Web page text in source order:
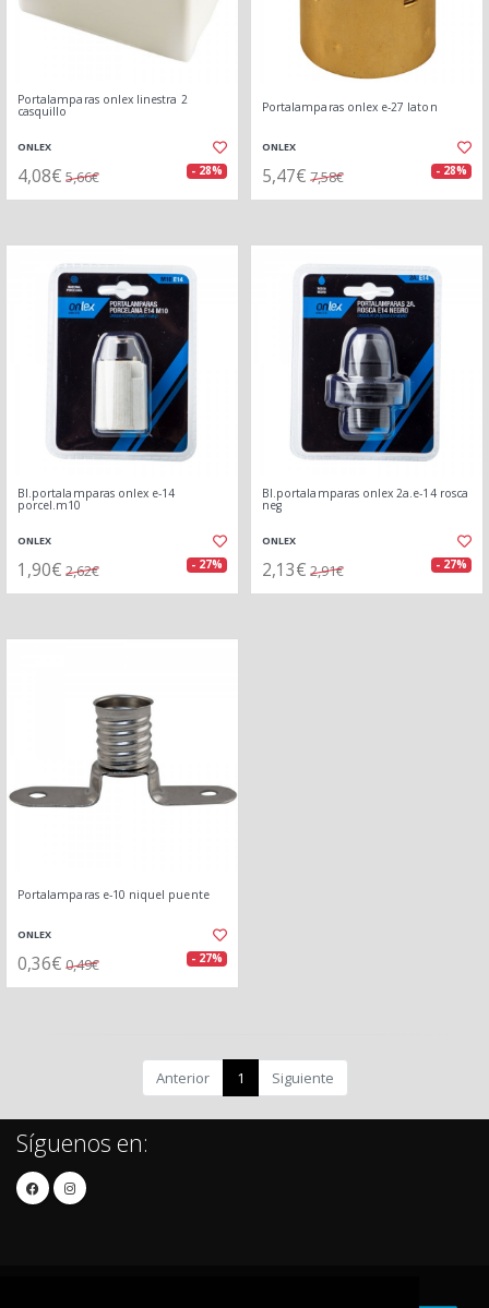
Portalamparas onlex linestra 2
casquillo
ONLEX
4,08€ 5,66€ - 28%
Portalamparas onlex e-27 laton
ONLEX
5,47€ 7,58€ - 28%
Bl.portalamparas onlex e-14
porcel.m10
ONLEX
1,90€ 2,62€ - 27%
Bl.portalamparas onlex 2a.e-14 rosca
neg
ONLEX
2,13€ 2,91€ - 27%
Portalamparas e-10 niquel puente
ONLEX
0,36€ 0,49€ - 27%
Anterior 1 Siguiente
Síguenos en: